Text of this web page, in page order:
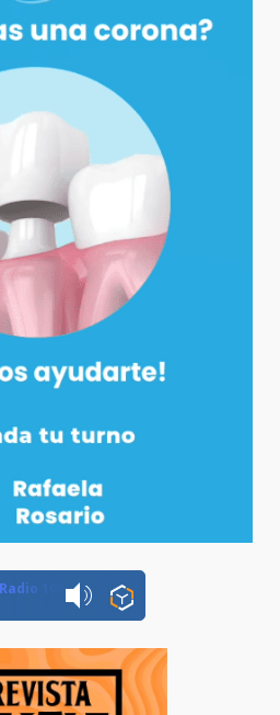
Sensation Radio 107.5 Neuquen